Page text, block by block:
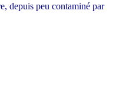
depuis peu contaminé par